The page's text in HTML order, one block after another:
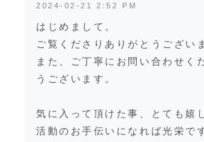
2024-02-21 2:52 PM
はじめまして。
ご覧くださりありがとうござい
また、ご丁寧にお問い合わせく
うございます。
気に入って頂けた事、とても嬉
活動のお手伝いになれば光栄で